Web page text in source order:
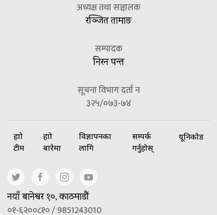
अध्यक्ष तथा सञ्चालक
रञ्जित तामाङ
सम्पादक
निरन पन्त
सूचना विभाग दर्ता न
३२५/०७३-७४
हाम्रो
टीम
हाम्रो
बारेमा
विज्ञापनका
लागि
सम्पर्क
गर्नुहोस्
यूनिकोड
नयाँ बानेश्वर १०, काठमाडौं
०१-६२००८१० / 9851243010